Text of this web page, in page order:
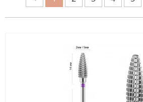
СТРАНА
ПРОИЗВОДИТЕЛЬ
ПРИМЕНЕНИЯ